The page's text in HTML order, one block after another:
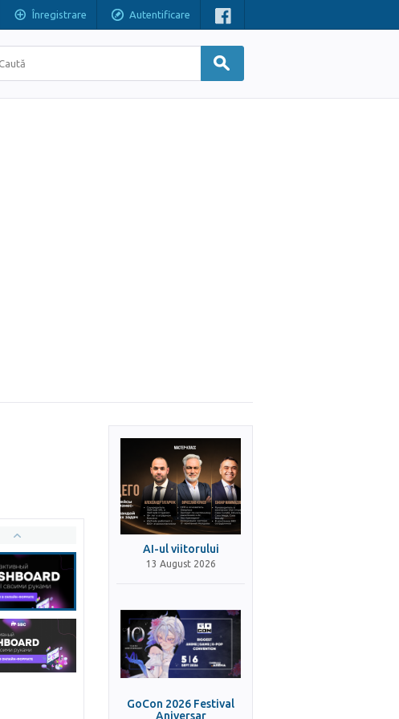
Înregistrare Autentificare
AI-ul viitorului
13 August 2026
GoCon 2026 Festival
Aniversar